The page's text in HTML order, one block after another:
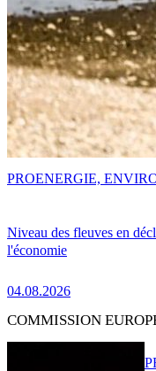
Niveau des fleuves en
l'économie
04.08.2026
PROENERGIE,
COMMISSION